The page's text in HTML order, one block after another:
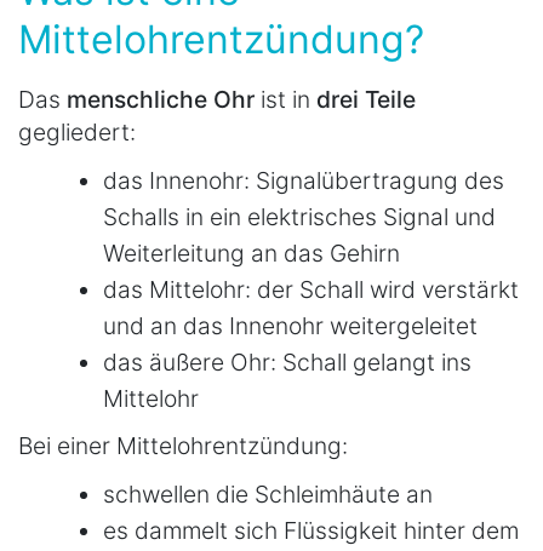
Mittelohrentzündung?
Das menschliche Ohr ist in drei Teile
gegliedert:
das Innenohr: Signalübertragung des
Schalls in ein elektrisches Signal und
Weiterleitung an das Gehirn
das Mittelohr: der Schall wird verstärkt
und an das Innenohr weitergeleitet
das äußere Ohr: Schall gelangt ins
Mittelohr
Bei einer Mittelohrentzündung:
schwellen die Schleimhäute an
es dammelt sich Flüssigkeit hinter dem